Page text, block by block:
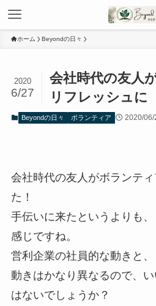
ホーム Beyondの日々
会社時代の友人
リフレッシュに
2020
6/27
Beyondの日々 ボランティア 2020/06/
会社時代の友人がボランテ
た！
手伝いに来たというよりも
感じですね。
営利企業の社員的な動きと
動きはかなり異なるので、
はないでしょうか？